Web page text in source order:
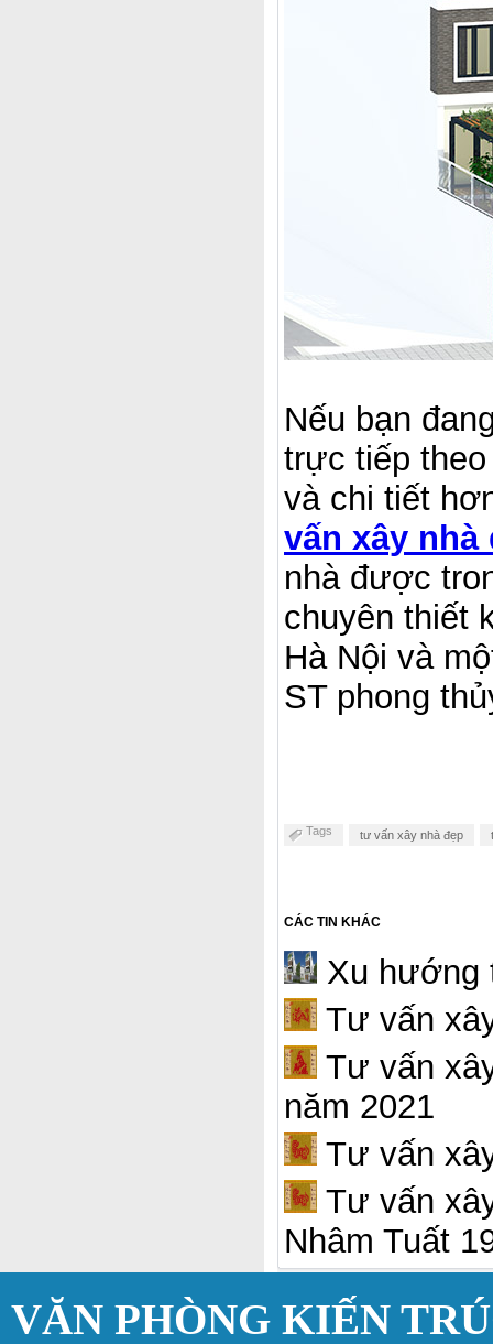
Nếu bạn
trực tiếp
và chi tiết
vấn xây
nhà được
chuyên thiết
Hà Nội và
ST phong
Tags tư vấn xây nhà đẹp
CÁC TIN KHÁC
Xu hướng
Tư vấn
Tư vấn
năm 2021
Tư vấn
Tư vấn
Nhâm Tuất
VĂN PHÒNG KIẾN